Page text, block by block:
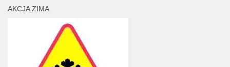
AKCJA ZIMA